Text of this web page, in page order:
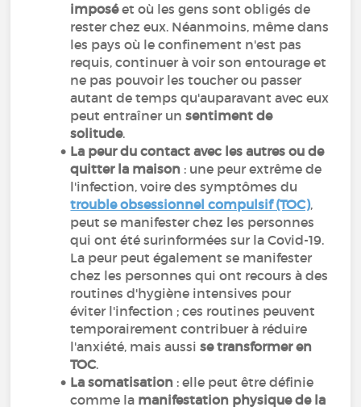
imposéet où les gens sont obligés de
rester chez eux. Néanmoins, même dans
les pays où le confinement n'est pas
requis, continuer à voir son entourage et
ne pas pouvoir les toucher ou passer
autant de temps qu'auparavant avec eux
peut entraîner unsentiment de
solitude.
La peur du contact avec les autres ou de
quitter la maison : une peur extrême de
l'infection, voire des symptômes du
trouble obsessionnel compulsif (TOC),
peut se manifester chez les personnes
qui ont été surinformées sur la Covid-19.
La peur peut également se manifester
chez les personnes qui ont recours à des
routines d'hygiène intensives pour
éviter l'infection ; ces routines peuvent
temporairement contribuer à réduire
l'anxiété, mais aussise transformer en
TOC.
La somatisation : elle peut être définie
comme la manifestation physique de la